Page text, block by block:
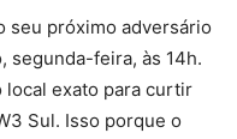
seu próximo adversário
segunda-feira, às 14h.
local exato para curtir
Sul. Isso porque o